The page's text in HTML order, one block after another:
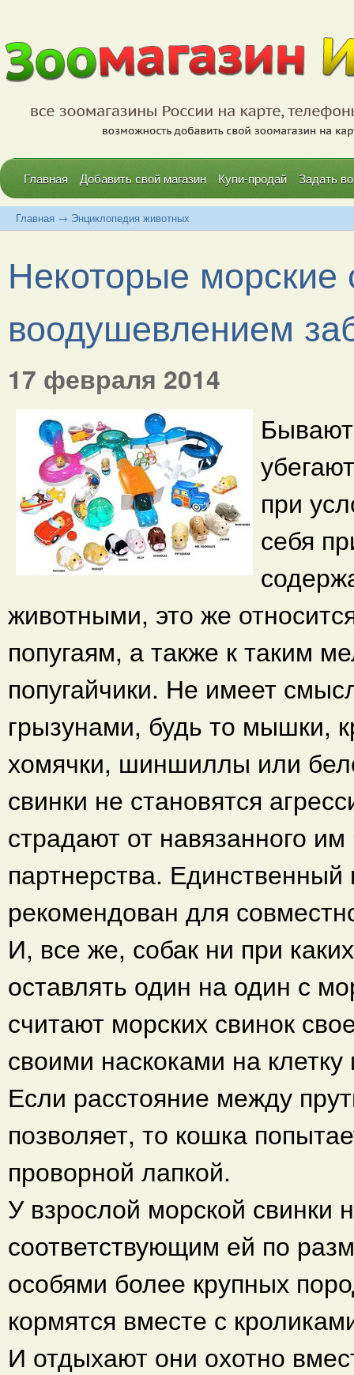
Главная Добавить свой магазин Купи-продай Задать
Главная → Энциклопедия животных
Некоторые морские
воодушевлением
17 февраля 2014
при
себя
животными, это же
попугаям, а также к таким
попугайчики. Не имеет
грызунами, будь то мышки,
хомячки, шиншиллы или
свинки не становятся
страдают от навязанного
партнерства.
рекомендован для
И, все же, собак ни при
оставлять один на один с
считают морских свинок
своими наскоками на
Если расстояние между
позволяет, то кошка
проворной лапкой.
У взрослой морской свинки
соответствующим ей по
особями более крупных
кормятся вместе с
И отдыхают они охотно